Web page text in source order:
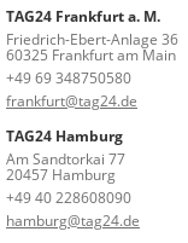
TAG24 Frankfurt a. M.
Friedrich-Ebert-Anlage 36
60325 Frankfurt am Main
+49 69 348750580
frankfurt@tag24.de
TAG24 Hamburg
Am Sandtorkai 77
20457 Hamburg
+49 40 228608090
hamburg@tag24.de